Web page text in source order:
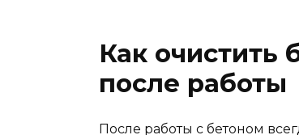
Как очистить
после работы
После работы с бетоном